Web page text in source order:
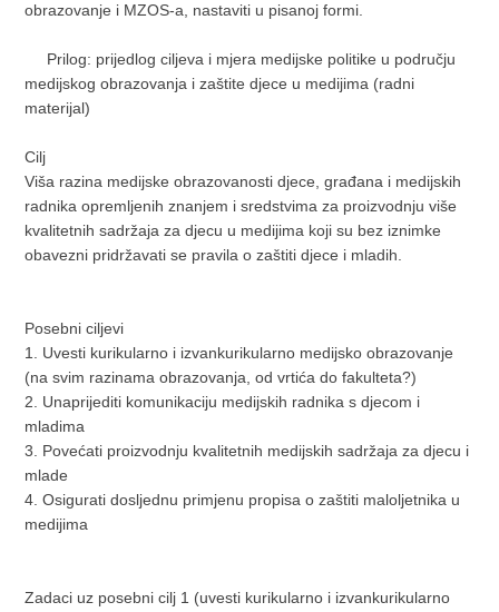
obrazovanje i MZOS-a, nastaviti u pisanoj formi.
Prilog: prijedlog ciljeva i mjera medijske politike u području
medijskog obrazovanja i zaštite djece u medijima (radni
materijal)
Cilj
Viša razina medijske obrazovanosti djece, građana i medijskih
radnika opremljenih znanjem i sredstvima za proizvodnju više
kvalitetnih sadržaja za djecu u medijima koji su bez iznimke
obavezni pridržavati se pravila o zaštiti djece i mladih.
Posebni ciljevi
1. Uvesti kurikularno i izvankurikularno medijsko obrazovanje
(na svim razinama obrazovanja, od vrtića do fakulteta?)
2. Unaprijediti komunikaciju medijskih radnika s djecom i
mladima
3. Povećati proizvodnju kvalitetnih medijskih sadržaja za djecu i
mlade
4. Osigurati dosljednu primjenu propisa o zaštiti maloljetnika u
medijima
Zadaci uz posebni cilj 1 (uvesti kurikularno i izvankurikularno